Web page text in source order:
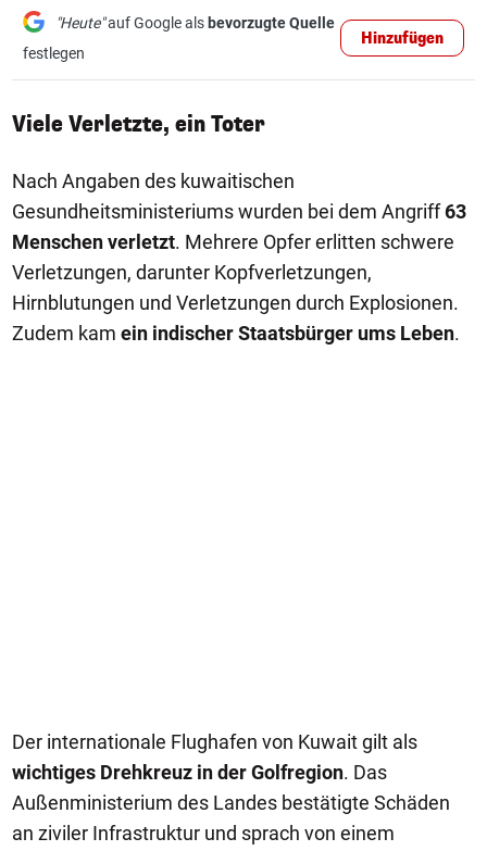
"Heute"auf Google als bevorzugte Quelle
festlegen
Hinzufügen
Viele Verletzte, ein Toter
Nach Angaben des kuwaitischen
Gesundheitsministeriums wurden bei dem Angriff63
Menschen verletzt. Mehrere Opfer erlitten schwere
Verletzungen, darunter Kopfverletzungen,
Hirnblutungen und Verletzungen durch Explosionen.
Zudem kam ein indischer Staatsbürger ums Leben.
Der internationale Flughafen von Kuwait gilt als
wichtiges Drehkreuz in der Golfregion. Das
Außenministerium des Landes bestätigte Schäden
an ziviler Infrastruktur und sprach von einem